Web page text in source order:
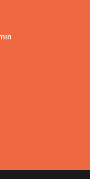
một cửa hàng
nghiệp